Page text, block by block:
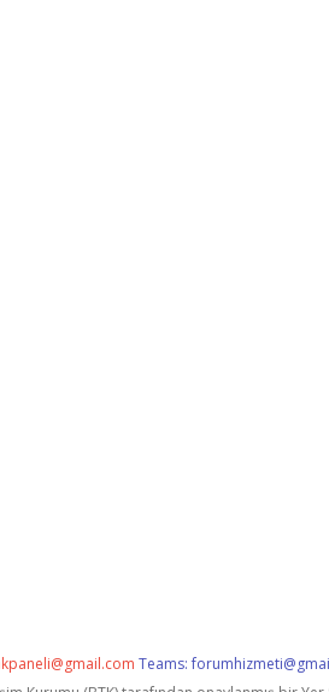
Teams: